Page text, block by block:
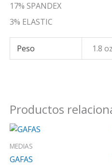
17% SPANDEX
3% ELASTIC
Peso 1.8 oz
Productos
MEDIAS
GAFAS